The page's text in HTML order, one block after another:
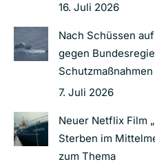
16. Juli 2026
Nach Schüssen
gegen
Schutzmaßnahmen
7. Juli 2026
Neuer Netflix Film
Sterben im
zum Thema